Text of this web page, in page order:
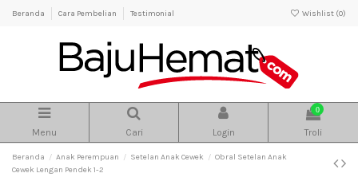
Beranda Cara Pembelian Testimonial Wishlist (0)
Menu Cari Login
0
Troli
Beranda Anak Perempuan Setelan Anak Cewek
Obral Setelan Anak
Cewek Lengan Pendek 1-2